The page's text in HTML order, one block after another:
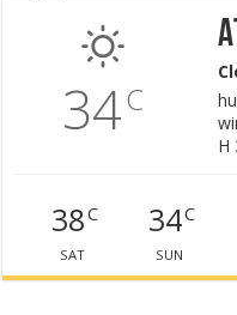
34C
H
38C
SAT
34C
SUN